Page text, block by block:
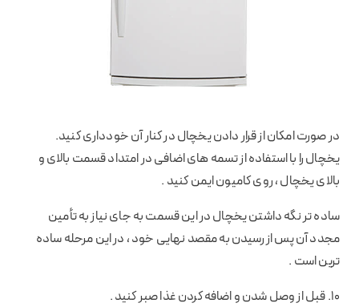
در صورت امکان از قرار دادن یخچال در کنار آن خودداری کنید.
یخچال را با استفاده از تسمه های اضافی در امتداد قسمت بالای و
بالای یخچال ، روی کامیون ایمن کنید .
ساده تر نگه داشتن یخچال در این قسمت به جای نیاز به تأمین
مجدد آن پس از رسیدن به مقصد نهایی خود ، در این مرحله ساده
ترین است .
10. قبل از وصل شدن و اضافه کردن غذا صبر کنید .